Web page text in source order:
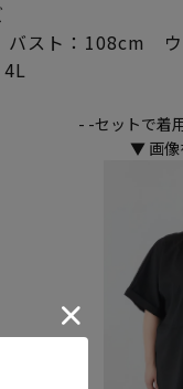
スト：108cm
- -セットで着
▼ 画像